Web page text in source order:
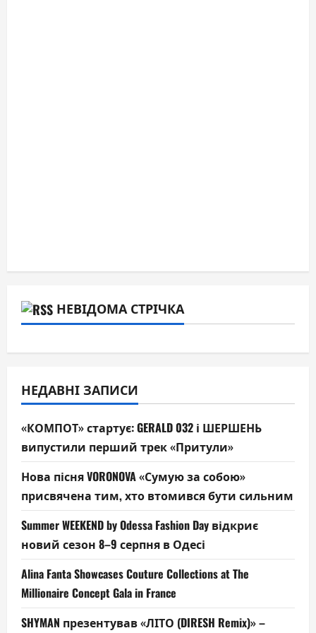
НЕВІДОМА СТРІЧКА
НЕДАВНІ ЗАПИСИ
«КОМПОТ» стартує: GERALD 032 і ШЕРШЕНЬ
випустили перший трек «Притули»
Нова пісня VORONOVA «Сумую за собою»
присвячена тим, хто втомився бути сильним
Summer WEEKEND by Odessa Fashion Day відкриє
новий сезон 8–9 серпня в Одесі
Alina Fanta Showcases Couture Collections at The
Millionaire Concept Gala in France
SHYMAN презентував «ЛІТО (DIRESH Remix)» –